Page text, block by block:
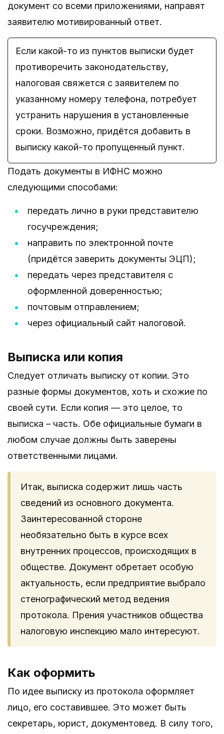
документ со всеми приложениями, направят
заявителю мотивированный ответ.
Если какой-то из пунктов выписки будет
противоречить законодательству,
налоговая свяжется с заявителем по
указанному номеру телефона, потребует
устранить нарушения в установленные
сроки. Возможно, придётся добавить в
выписку какой-то пропущенный пункт.
Подать документы в ИФНС можно
следующими способами:
передать лично в руки представителю
госучреждения;
направить по электронной почте
(придётся заверить документы ЭЦП);
передать через представителя с
оформленной доверенностью;
почтовым отправлением;
через официальный сайт налоговой.
Выписка или копия
Следует отличать выписку от копии. Это
разные формы документов, хоть и схожие по
своей сути. Если копия — это целое, то
выписка – часть. Обе официальные бумаги в
любом случае должны быть заверены
ответственными лицами.
Итак, выписка содержит лишь часть
сведений из основного документа.
Заинтересованной стороне
необязательно быть в курсе всех
внутренних процессов, происходящих в
обществе. Документ обретает особую
актуальность, если предприятие выбрало
стенографический метод ведения
протокола. Прения участников общества
налоговую инспекцию мало интересуют.
Как оформить
По идее выписку из протокола оформляет
лицо, его составившее. Это может быть
секретарь, юрист, документовед. В силу того,